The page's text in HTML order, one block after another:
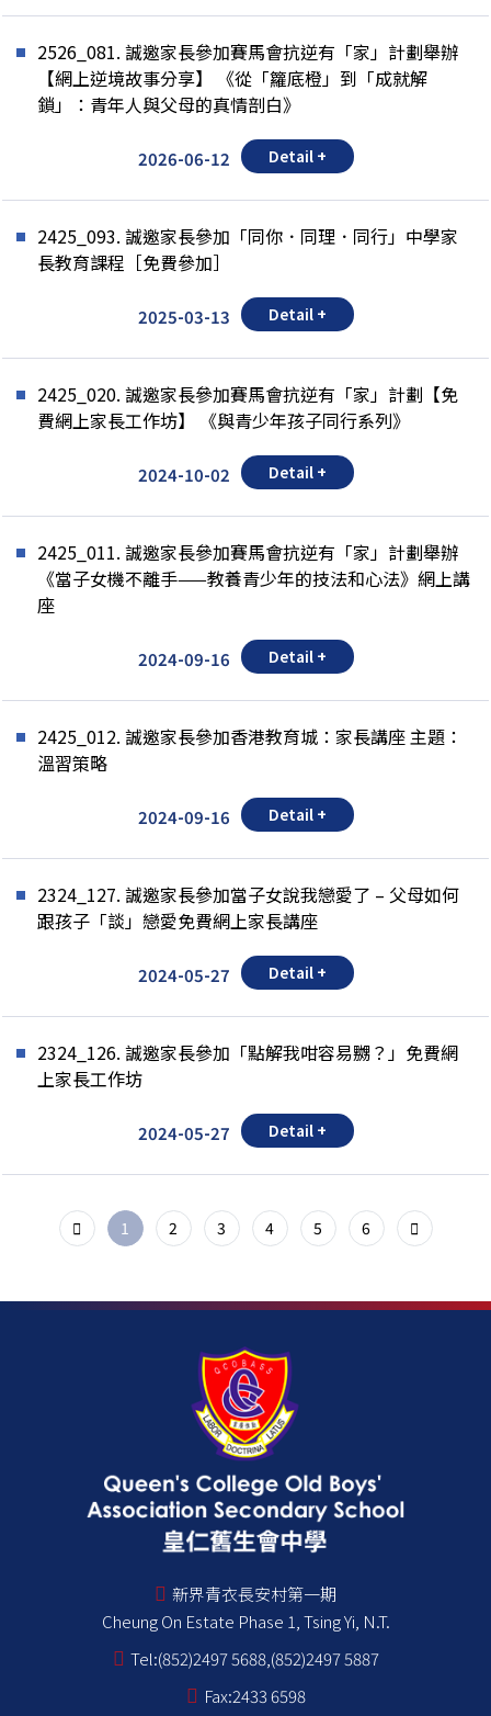
2526_081. 誠邀家長參加賽馬會抗逆有「家」計劃舉辦
【網上逆境故事分享】 《從「籮底橙」到「成就解
鎖」：青年人與父母的真情剖白》
2026-06-12 Detail +
2425_093. 誠邀家長參加「同你．同理．同行」中學家
長教育課程［免費參加］
2025-03-13 Detail +
2425_020. 誠邀家長參加賽馬會抗逆有「家」計劃【免
費網上家長工作坊】 《與青少年孩子同行系列》
2024-10-02 Detail +
2425_011. 誠邀家長參加賽馬會抗逆有「家」計劃舉辦
《當子女機不離手——教養青少年的技法和心法》網上講
座
2024-09-16 Detail +
2425_012. 誠邀家長參加香港教育城：家長講座 主題：
溫習策略
2024-09-16 Detail +
2324_127. 誠邀家長參加當子女說我戀愛了 – 父母如何
跟孩子「談」戀愛免費網上家長講座
2024-05-27 Detail +
2324_126. 誠邀家長參加「點解我咁容易嬲？」免費網
上家長工作坊
2024-05-27 Detail +
1 2 3 4 5 6
新界青衣長安村第一期
Cheung On Estate Phase 1, Tsing Yi, N.T.
Tel:(852)2497 5688,(852)2497 5887
Fax:2433 6598